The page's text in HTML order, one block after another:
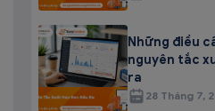
Những điều
nguyên tắc
ra
28 Tháng 7,